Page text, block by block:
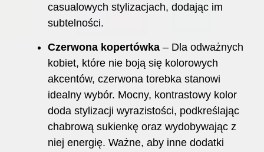
casualowych stylizacjach, dodając im
subtelności.
Czerwona kopertówka – Dla odważnych
kobiet, które nie boją się kolorowych
akcentów, czerwona torebka stanowi
idealny wybór. Mocny, kontrastowy kolor
doda stylizacji wyrazistości, podkreślając
chabrową sukienkę oraz wydobywając z
niej energię. Ważne, aby inne dodatki